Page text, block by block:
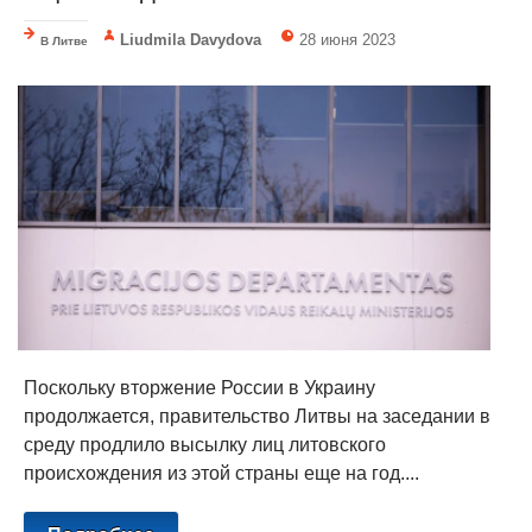
В Литве Liudmila Davydova 28 июня 2023
Поскольку вторжение России в Украину
продолжается, правительство Литвы на заседании в
среду продлило высылку лиц литовского
происхождения из этой страны еще на год....